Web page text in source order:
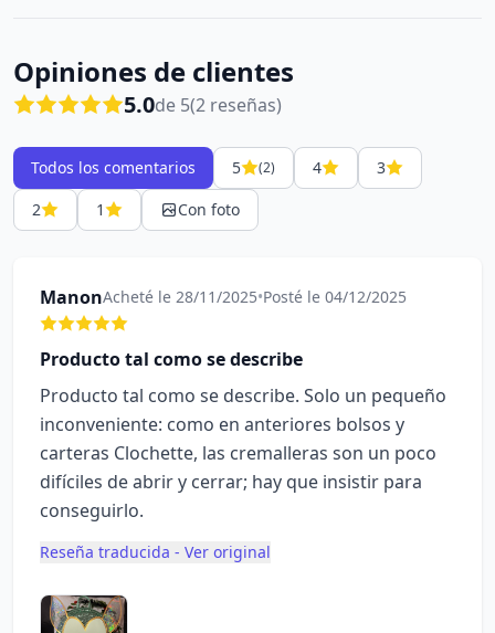
Opiniones de clientes
5.0de 5(2 reseñas)
Todos los comentarios 5 (2) 4
3
2
1 Con foto
ManonAcheté le 28/11/2025•Posté le 04/12/2025
Producto tal como se describe
Producto tal como se describe. Solo un pequeño
inconveniente: como en anteriores bolsos y
carteras Clochette, las cremalleras son un poco
difíciles de abrir y cerrar; hay que insistir para
conseguirlo.
Reseña traducida - Ver original